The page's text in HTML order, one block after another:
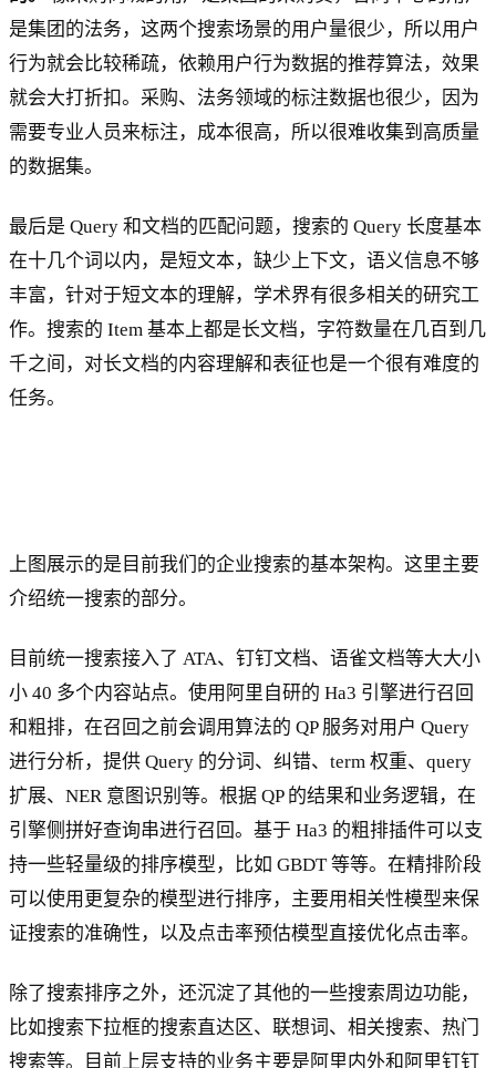
是集团的法务，这两个搜索场景的用户量很少，所以用户
行为就会比较稀疏，依赖用户行为数据的推荐算法，效果
就会大打折扣。采购、法务领域的标注数据也很少，因为
需要专业人员来标注，成本很高，所以很难收集到高质量
的数据集。
最后是 Query 和文档的匹配问题，搜索的 Query 长度基本
在十几个词以内，是短文本，缺少上下文，语义信息不够
丰富，针对于短文本的理解，学术界有很多相关的研究工
作。搜索的 Item 基本上都是长文档，字符数量在几百到几
千之间，对长文档的内容理解和表征也是一个很有难度的
任务。
上图展示的是目前我们的企业搜索的基本架构。这里主要
介绍统一搜索的部分。
目前统一搜索接入了 ATA、钉钉文档、语雀文档等大大小
小 40 多个内容站点。使用阿里自研的 Ha3 引擎进行召回
和粗排，在召回之前会调用算法的 QP 服务对用户 Query
进行分析，提供 Query 的分词、纠错、term 权重、query
扩展、NER 意图识别等。根据 QP 的结果和业务逻辑，在
引擎侧拼好查询串进行召回。基于 Ha3 的粗排插件可以支
持一些轻量级的排序模型，比如 GBDT 等等。在精排阶段
可以使用更复杂的模型进行排序，主要用相关性模型来保
证搜索的准确性，以及点击率预估模型直接优化点击率。
除了搜索排序之外，还沉淀了其他的一些搜索周边功能，
比如搜索下拉框的搜索直达区、联想词、相关搜索、热门
搜索等。目前上层支持的业务主要是阿里内外和阿里钉钉